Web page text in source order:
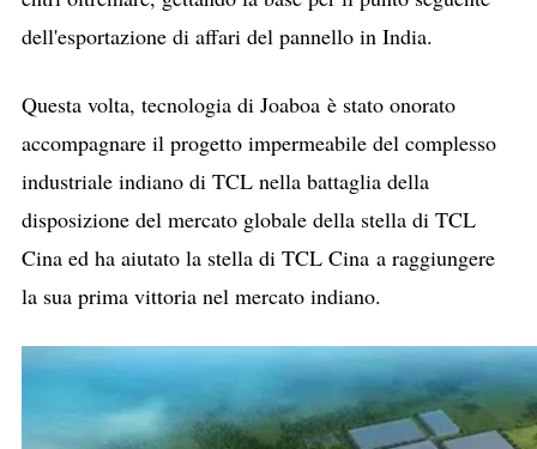
dell'esportazione di affari del pannello in India.
Questa volta, tecnologia di Joaboa è stato onorato
accompagnare il progetto impermeabile del complesso
industriale indiano di TCL nella battaglia della
disposizione del mercato globale della stella di TCL
Cina ed ha aiutato la stella di TCL Cina a raggiungere
la sua prima vittoria nel mercato indiano.